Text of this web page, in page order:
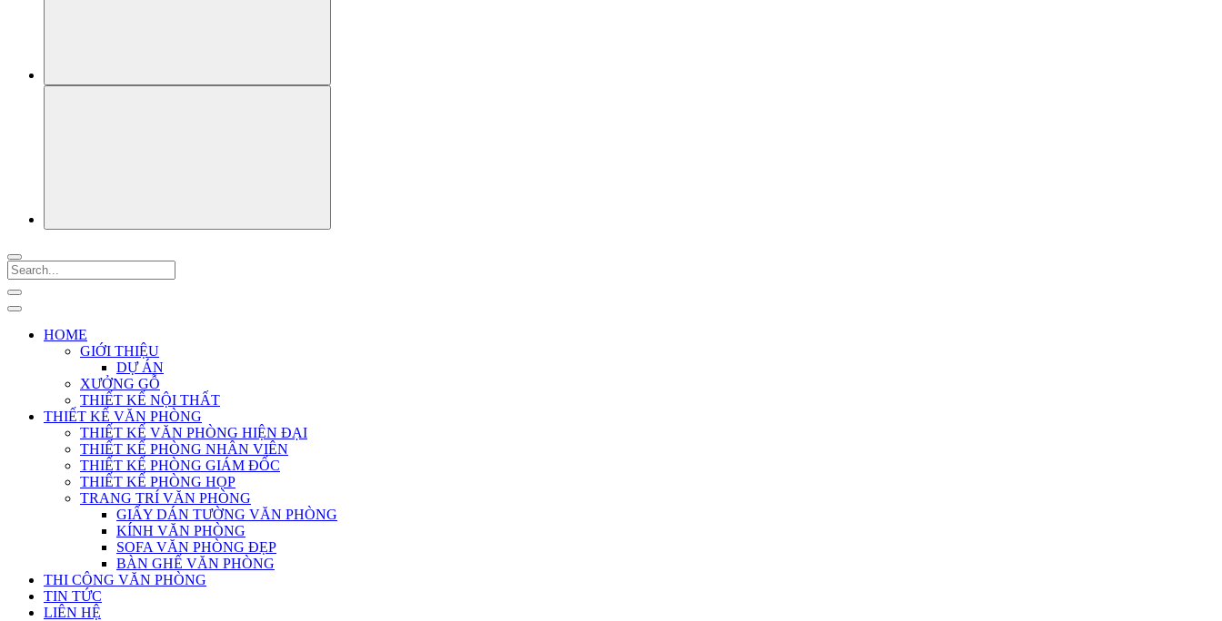
HOME
GIỚI THIỆU
DỰ ÁN
XƯỞNG GỖ
THIẾT KẾ NỘI THẤT
THIẾT KẾ VĂN PHÒNG
THIẾT KẾ VĂN PHÒNG HIỆN ĐẠI
THIẾT KẾ PHÒNG NHÂN VIÊN
THIẾT KẾ PHÒNG GIÁM ĐỐC
THIẾT KẾ PHÒNG HỌP
TRANG TRÍ VĂN PHÒNG
GIẤY DÁN TƯỜNG VĂN PHÒNG
KÍNH VĂN PHÒNG
SOFA VĂN PHÒNG ĐẸP
BÀN GHẾ VĂN PHÒNG
THI CÔNG VĂN PHÒNG
TIN TỨC
LIÊN HỆ